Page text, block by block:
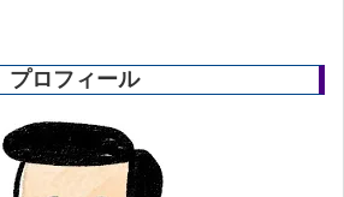
プロフィール